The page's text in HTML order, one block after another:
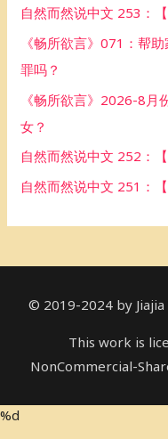
f
r
自然而然说中文 253：
《畅所欲言》071：帮
罪吗？
《畅所欲言》2026-8月
女？
自然而然说中文 252：
自然而然说中文 251：
© 2019-2024 by Jiajia
This work is
NonCommercial-
%d